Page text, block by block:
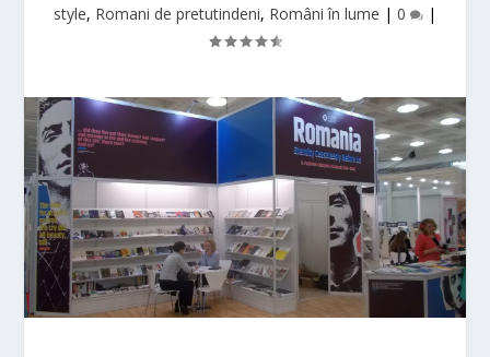
style, Romani de pretutindeni, Români în lume | 0 |